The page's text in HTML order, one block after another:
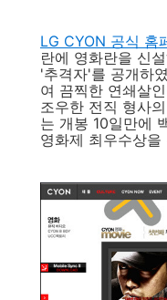
LG CYON 공식 홈
란에 영화란을 신
'추격자'를 공개하
여 끔찍한 연쇄살
조우한 전직 형사
는 개봉 10일만에
영화제 최우수상